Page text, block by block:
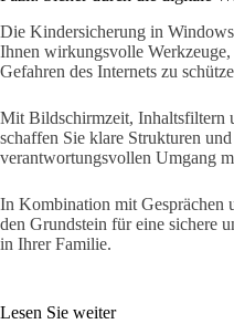
Die Kindersicherung in
Ihnen wirkungsvolle
Gefahren des Internets zu
Mit Bildschirmzeit, Inhaltsfiltern
schaffen Sie klare Strukturen
verantwortungsvollen Umgang
In Kombination mit Gesprächen
den Grundstein für eine sichere
in Ihrer Familie.
Lesen Sie weiter